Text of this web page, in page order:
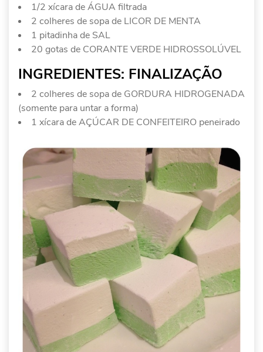
1/2 xícara de ÁGUA filtrada
2 colheres de sopa de LICOR DE MENTA
1 pitadinha de SAL
20 gotas de CORANTE VERDE HIDROSSOLÚVEL
INGREDIENTES: FINALIZAÇÃO
2 colheres de sopa de GORDURA HIDROGENADA
(somente para untar a forma)
1 xícara de AÇÚCAR DE CONFEITEIRO peneirado